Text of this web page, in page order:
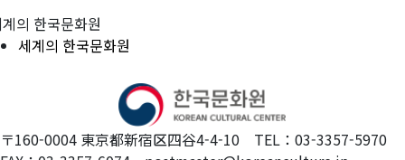
의 한국문화원
세계의 한국문화원
〒160-0004 東京都新宿区四谷4-4-10 TEL：03-3357-5970